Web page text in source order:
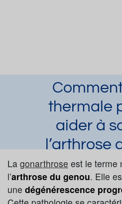
thermale
aider à
l’arthrose
?
Article publié parLaura
Arthrose Gonarthrose
La gonarthrose est le terme
l’arthrose du genou. Elle
une dégénérescence